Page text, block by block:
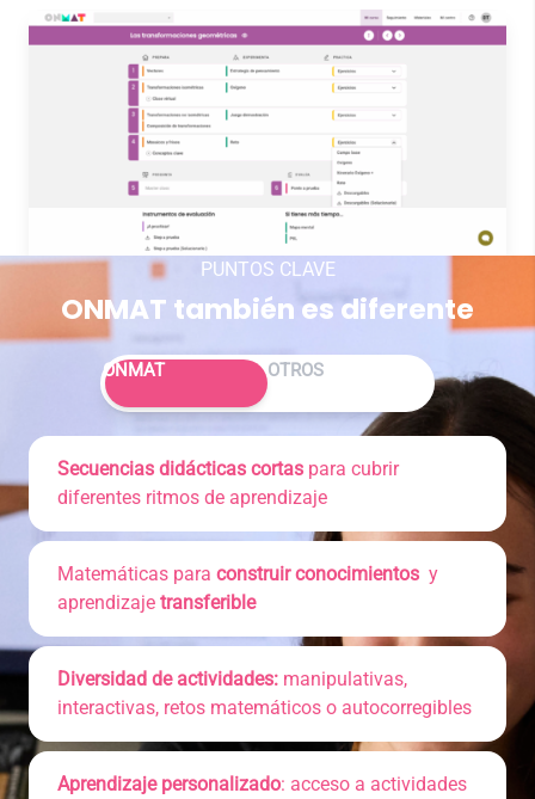
PUNTOS CLAVE
ONMAT también es diferente
Alternar entre ONMAT y Otros
ONMAT OTROS
Secuencias didácticas cortas para cubrir
diferentes ritmos de aprendizaje
Matemáticas para construir conocimientos y
aprendizaje transferible
Diversidad de actividades: manipulativas,
interactivas, retos matemáticos o autocorregibles
Aprendizaje personalizado: acceso a actividades